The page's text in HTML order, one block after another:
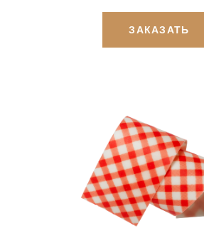
ЗАКАЗАТЬ